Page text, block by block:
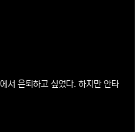
서 은퇴하고 싶었다. 하지만 안타